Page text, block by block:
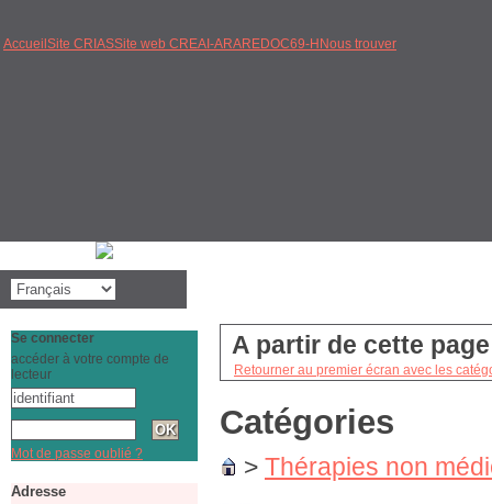
A partir de cette
Retourner au premier écran avec les
Catégories
> Thérapies non
Accueil Site CRIASSite web CREAI-ARAREDOC69-H Nous trouver
Se connecter
accéder à votre compte de
lecteur
Mot de passe oublié ?
Adresse